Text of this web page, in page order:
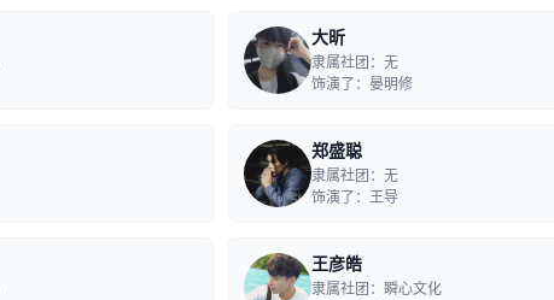
大昕
隶属社团：无
饰演了：晏明修
郑盛聪
隶属社团：无
饰演了：王导
王彦皓
隶属社团：瞬心文化